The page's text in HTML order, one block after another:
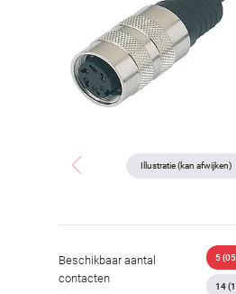
Beschikbaar aantal
contacten
5
14